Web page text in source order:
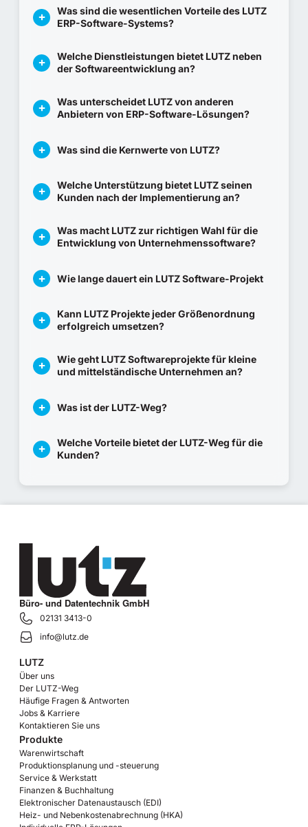
Was sind die wesentlichen Vorteile des LUTZ
ERP-Software-Systems?
Welche Dienstleistungen bietet LUTZ neben
der Softwareentwicklung an?
Was unterscheidet LUTZ von anderen
Anbietern von ERP-Software-Lösungen?
Was sind die Kernwerte von LUTZ?
Welche Unterstützung bietet LUTZ seinen
Kunden nach der Implementierung an?
Was macht LUTZ zur richtigen Wahl für die
Entwicklung von Unternehmenssoftware?
Wie lange dauert ein LUTZ Software-Projekt
Kann LUTZ Projekte jeder Größenordnung
erfolgreich umsetzen?
Wie geht LUTZ Softwareprojekte für kleine
und mittelständische Unternehmen an?
Was ist der LUTZ-Weg?
Welche Vorteile bietet der LUTZ-Weg für die
Kunden?
Büro- und Datentechnik GmbH
02131 3413-0
info@lutz.de
LUTZ
Über uns
Der LUTZ-Weg
Häufige Fragen & Antworten
Jobs & Karriere
Kontaktieren Sie uns
Produkte
Warenwirtschaft
Produktionsplanung und -steuerung
Service & Werkstatt
Finanzen & Buchhaltung
Elektronischer Datenaustausch (EDI)
Heiz- und Nebenkostenabrechnung (HKA)